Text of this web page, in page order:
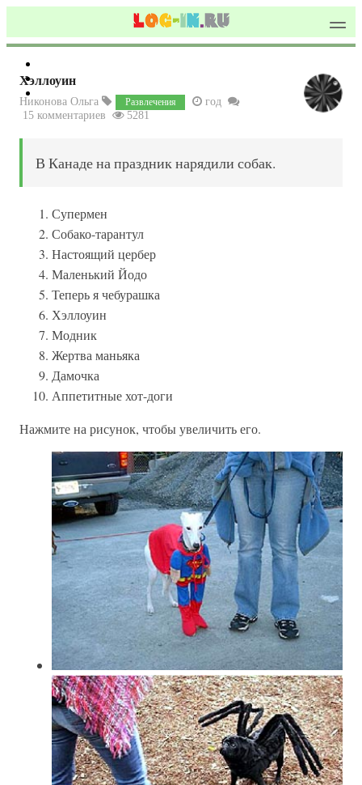
Хэллоуин
Никонова Ольга Развлечения
год
15 комментариев
5281
В Канаде на праздник нарядили собак.
Супермен
Собако-тарантул
Настоящий цербер
Маленький Йодо
Теперь я чебурашка
Хэллоуин
Модник
Жертва маньяка
Дамочка
Аппетитные хот-доги
Нажмите на рисунок, чтобы увеличить его.